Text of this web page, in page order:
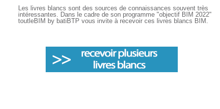
Les livres blancs sont des sources de connaissances souvent très
intéressantes. Dans le cadre de son programme "objectif BIM 2022"
toutleBIM by batiBTP vous invite à recevoir ces livres blancs BIM.